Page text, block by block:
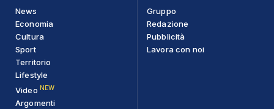
News
Economia
Cultura
Sport
Territorio
Lifestyle
Video NEW
Argomenti
Gruppo
Redazione
Pubblicità
Lavora con noi